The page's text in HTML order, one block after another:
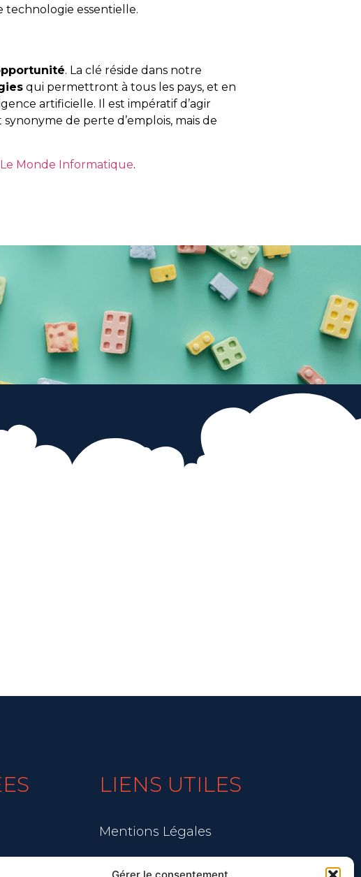
technologie essentielle.
. La clé réside dans notre
qui permettront à tous les pays, et en
artificielle. Il est impératif d’agir
de perte d’emplois, mais de
Le Monde Informatique.
LIENS UTILES
Mentions Légales